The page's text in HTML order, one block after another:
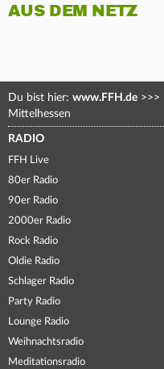
AUS DEM NETZ
Du bist hier: www.FFH.de >>>
Mittelhessen
RADIO
FFH Live
80er Radio
90er Radio
2000er Radio
Rock Radio
Oldie Radio
Schlager Radio
Party Radio
Lounge Radio
Weihnachtsradio
Meditationsradio